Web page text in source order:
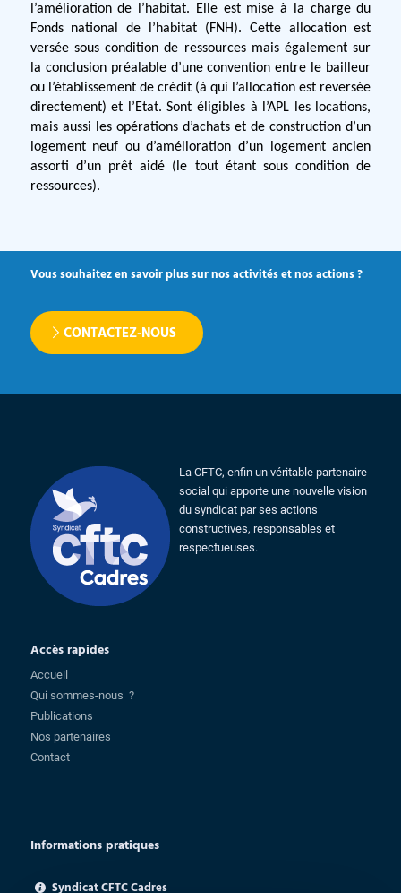
l’amélioration de l’habitat. Elle est mise à la charge du
Fonds national de l’habitat (FNH). Cette allocation est
versée sous condition de ressources mais également sur
la conclusion préalable d’une convention entre le bailleur
ou l’établissement de crédit (à qui l’allocation est reversée
directement) et l’Etat. Sont éligibles à l’APL les locations,
mais aussi les opérations d’achats et de construction d’un
logement neuf ou d’amélioration d’un logement ancien
assorti d’un prêt aidé (le tout étant sous condition de
ressources).
Vous souhaitez en savoir plus sur nos activités et nos actions ?
CONTACTEZ-NOUS
La CFTC, enfin un véritable partenaire
social qui apporte une nouvelle vision
du syndicat par ses actions
constructives, responsables et
respectueuses.
Accès rapides
Accueil
Qui sommes-nous ?
Publications
Nos partenaires
Contact
Informations pratiques
Syndicat CFTC Cadres